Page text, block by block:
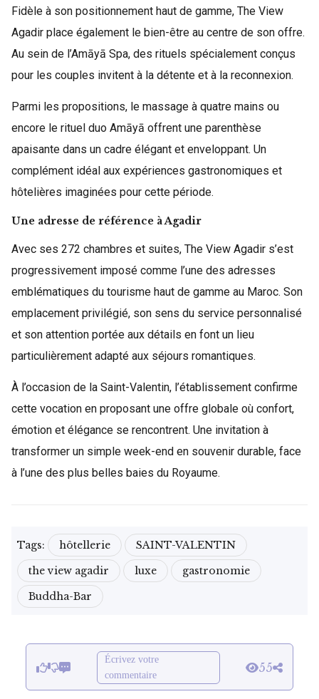
Fidèle à son positionnement haut de gamme, The View
Agadir place également le bien-être au centre de son offre.
Au sein de l’Amāyā Spa, des rituels spécialement conçus
pour les couples invitent à la détente et à la reconnexion.
Parmi les propositions, le massage à quatre mains ou
encore le rituel duo Amāyā offrent une parenthèse
apaisante dans un cadre élégant et enveloppant. Un
complément idéal aux expériences gastronomiques et
hôtelières imaginées pour cette période.
Une adresse de référence à Agadir
Avec ses 272 chambres et suites, The View Agadir s’est
progressivement imposé comme l’une des adresses
emblématiques du tourisme haut de gamme au Maroc. Son
emplacement privilégié, son sens du service personnalisé
et son attention portée aux détails en font un lieu
particulièrement adapté aux séjours romantiques.
À l’occasion de la Saint-Valentin, l’établissement confirme
cette vocation en proposant une offre globale où confort,
émotion et élégance se rencontrent. Une invitation à
transformer un simple week-end en souvenir durable, face
à l’une des plus belles baies du Royaume.
Tags: hôtellerie
SAINT-VALENTIN
the view agadir
luxe
gastronomie
Buddha-Bar
Écrivez votre
commentaire
55